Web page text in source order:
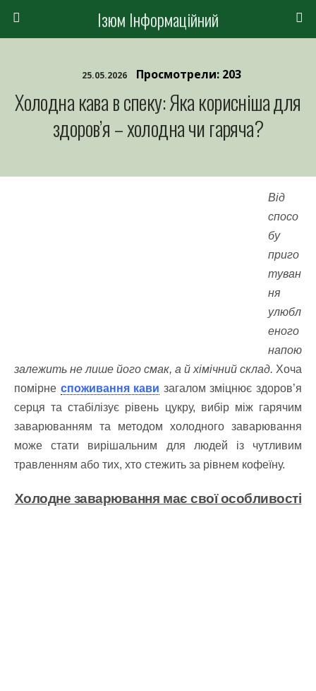
Ізюм Інформаційний
25.05.2026 Просмотрели: 203
Холодна кава в спеку: Яка корисніша для
здоров’я – холодна чи гаряча?
Від
спосо
бу
приго
туван
ня
улюбл
еного
напою
залежить не лише його смак, а й хімічний склад. Хоча
помірне споживання кави загалом зміцнює здоров’я
серця та стабілізує рівень цукру, вибір між гарячим
заварюванням та методом холодного заварювання
може стати вирішальним для людей із чутливим
травленням або тих, хто стежить за рівнем кофеїну.
Холодне заварювання має свої особливості